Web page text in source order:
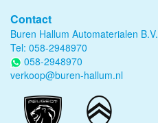
Contact
Buren Hallum Automaterialen B.V.
Tel: 058-2948970
058-2948970
verkoop@buren-hallum.nl